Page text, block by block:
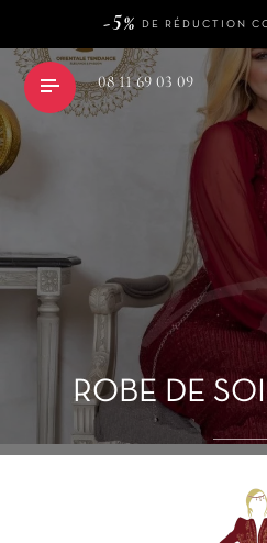
LIVRAISON GRATUITE
-5%DE RÉDUCTION
08 11 69 03 09
ROBE DE